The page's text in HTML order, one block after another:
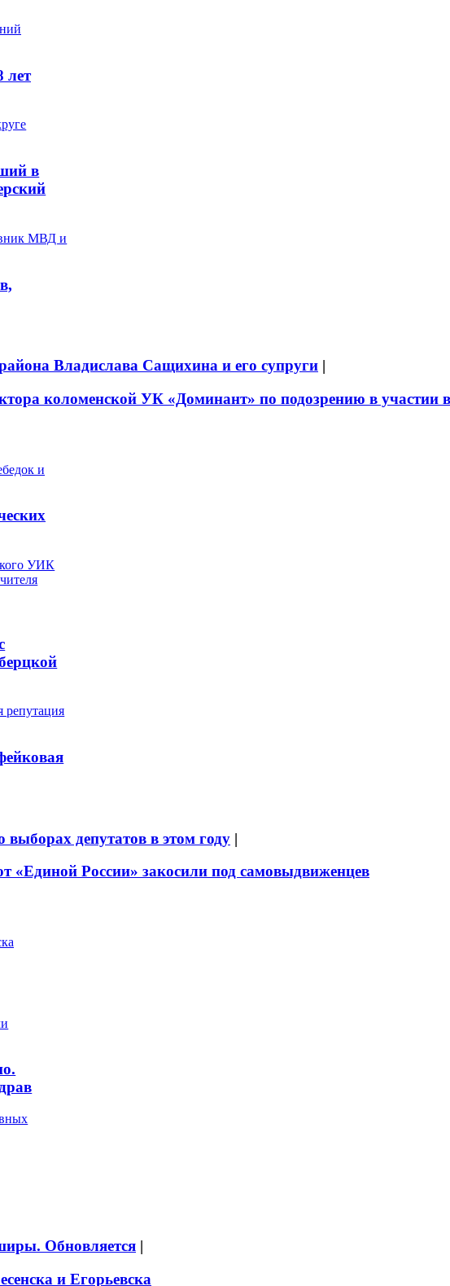
лет
в
Владислава Сащихина и его супруги |
коломенской УК «Доминант» по подозрению в участии в
депутатов в этом году |
«Единой России» закосили под самовыдвиженцев
Обновляется |
и Егорьевска